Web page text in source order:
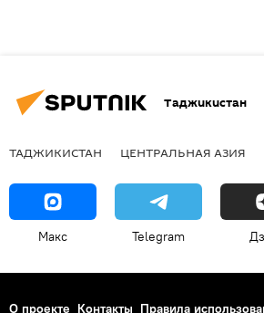
Таджикистан
ТАДЖИКИСТАН ЦЕНТРАЛЬНАЯ АЗИЯ
Макс Telegram
О проекте Контакты Правила